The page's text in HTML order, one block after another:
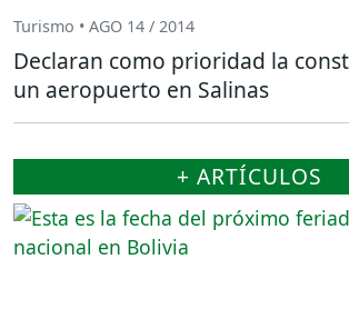
Turismo • AGO 14 / 2014
Declaran como prioridad la
un aeropuerto en Salinas
+ ARTÍCULOS